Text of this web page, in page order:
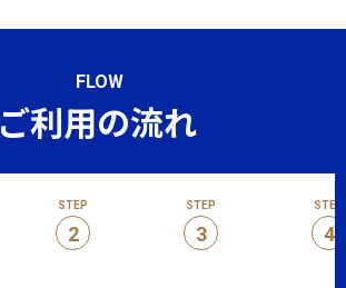
FLOW
ご利用の流れ
STEP
2
STEP
3
STEP
4